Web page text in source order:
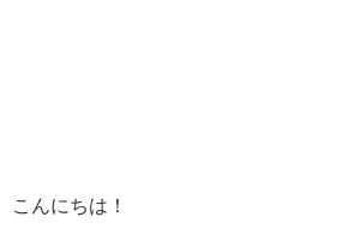
こんにちは！